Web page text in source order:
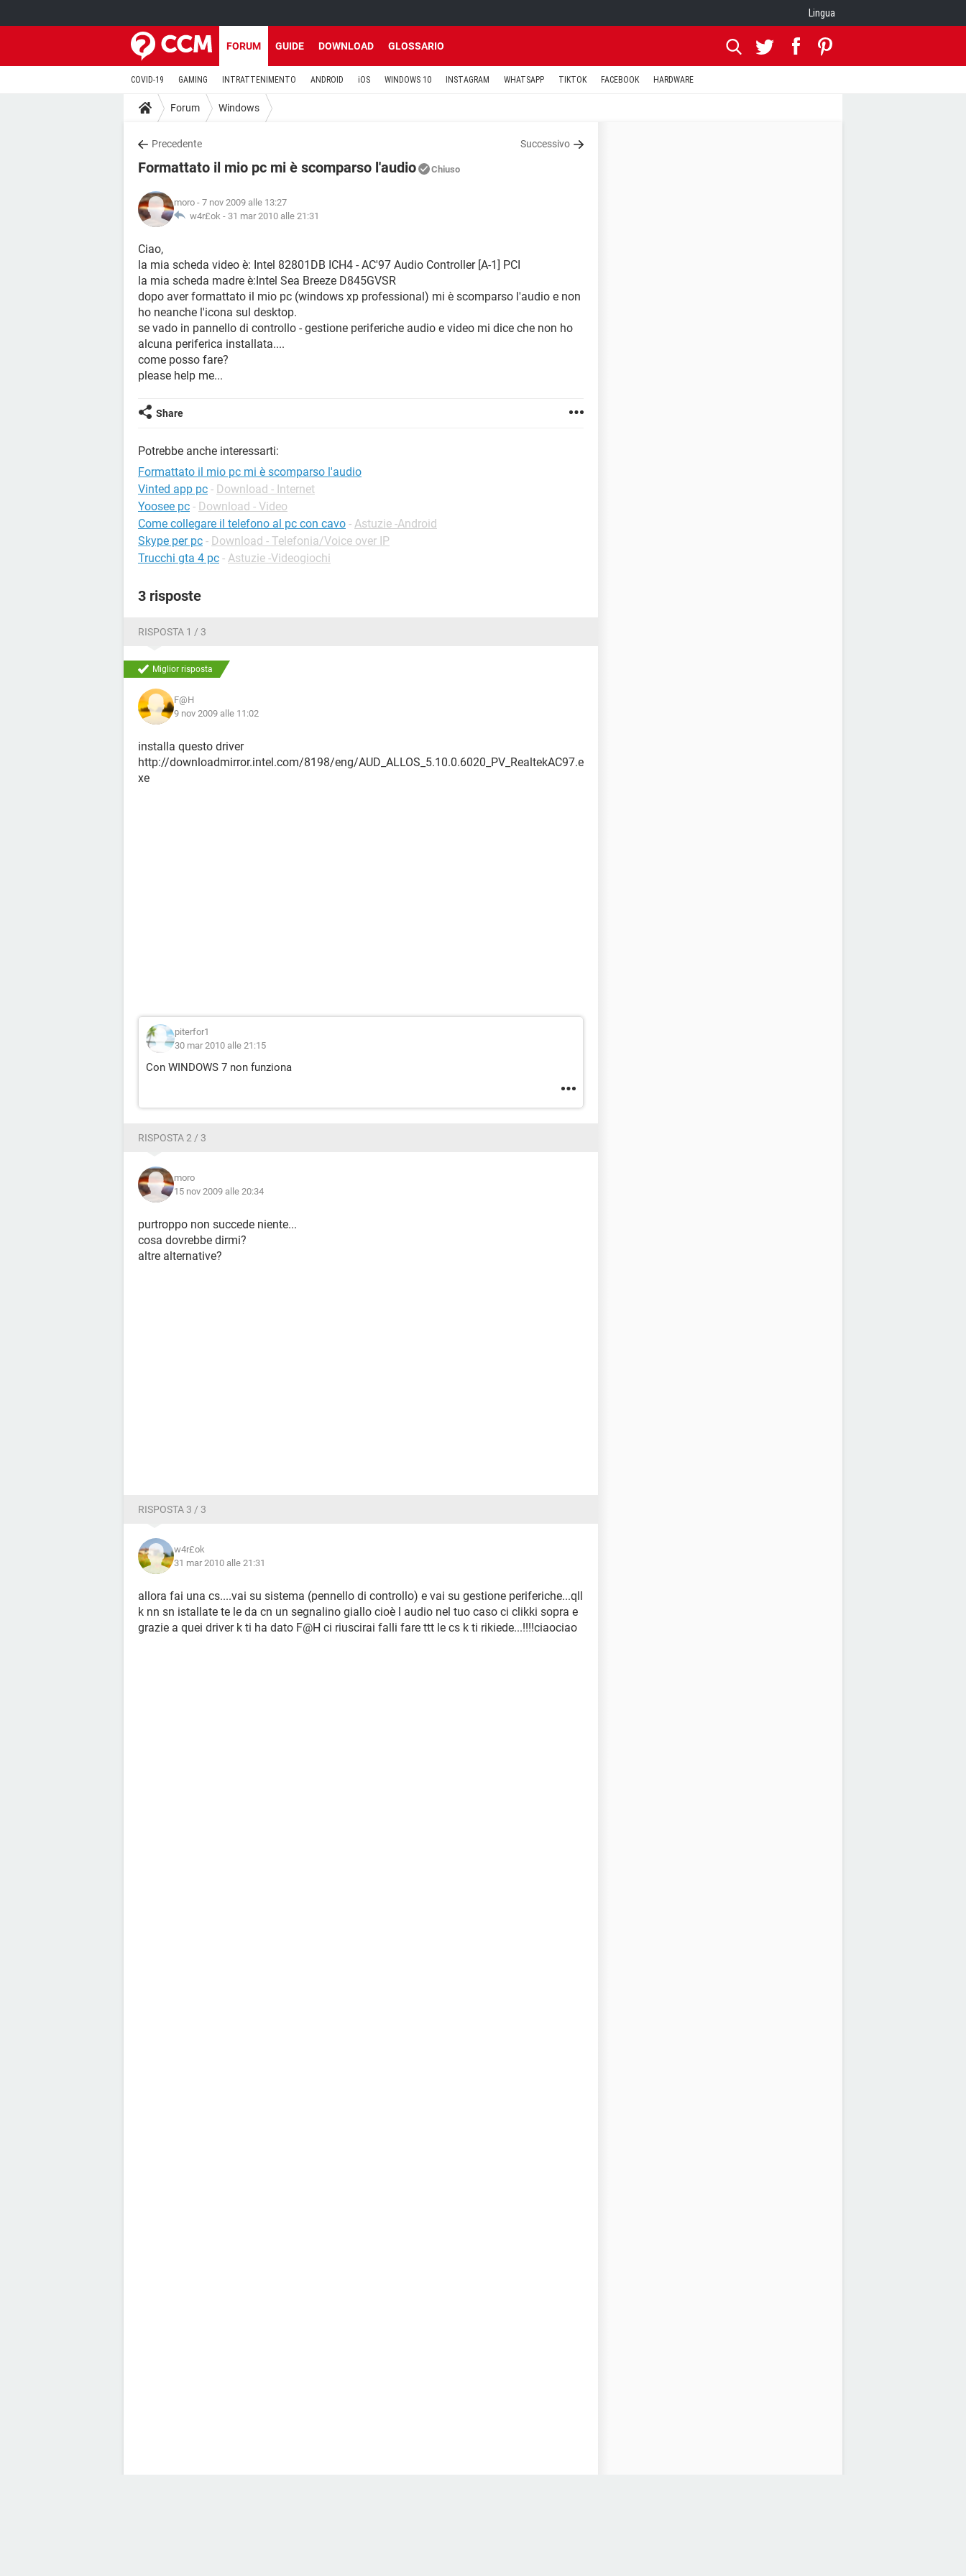
Lingua
FORUM GUIDE DOWNLOAD GLOSSARIO
COVID-19 GAMING INTRATTENIMENTO ANDROID iOS WINDOWS 10 INSTAGRAM WHATSAPP TIKTOK FACEBOOK HARDWARE
Forum Windows
Precedente Successivo
Formattato il mio pc mi è scomparso l'audio Chiuso
moro - 7 nov 2009 alle 13:27
w4r£ok - 31 mar 2010 alle 21:31
Ciao,
la mia scheda video è: Intel 82801DB ICH4 - AC'97 Audio Controller [A-1] PCI
la mia scheda madre è:Intel Sea Breeze D845GVSR
dopo aver formattato il mio pc (windows xp professional) mi è scomparso l'audio e non
ho neanche l'icona sul desktop.
se vado in pannello di controllo - gestione periferiche audio e video mi dice che non ho
alcuna periferica installata....
come posso fare?
please help me...
Share
Potrebbe anche interessarti:
Formattato il mio pc mi è scomparso l'audio
Vinted app pc - Download - Internet
Yoosee pc - Download - Video
Come collegare il telefono al pc con cavo - Astuzie -Android
Skype per pc - Download - Telefonia/Voice over IP
Trucchi gta 4 pc - Astuzie -Videogiochi
3 risposte
RISPOSTA 1 / 3
Miglior risposta
F@H
9 nov 2009 alle 11:02
installa questo driver
http://downloadmirror.intel.com/8198/eng/AUD_ALLOS_5.10.0.6020_PV_RealtekAC97.e
xe
piterfor1
30 mar 2010 alle 21:15
Con WINDOWS 7 non funziona
RISPOSTA 2 / 3
moro
15 nov 2009 alle 20:34
purtroppo non succede niente...
cosa dovrebbe dirmi?
altre alternative?
RISPOSTA 3 / 3
w4r£ok
31 mar 2010 alle 21:31
allora fai una cs....vai su sistema (pennello di controllo) e vai su gestione periferiche...qll
k nn sn istallate te le da cn un segnalino giallo cioè l audio nel tuo caso ci clikki sopra e
grazie a quei driver k ti ha dato F@H ci riuscirai falli fare ttt le cs k ti rikiede...!!!!ciaociao